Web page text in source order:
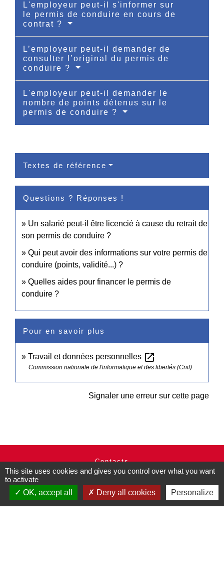
L'employeur peut-il s'informer sur
le permis de conduire en cours de
contrat ?
L’employeur peut-il demander de
consulter l’original du permis de
conduire ?
L'employeur peut-il demander le
nombre de points détenus sur le
permis de conduire ?
Textes de référence
Questions ? Réponses !
Un salarié peut-il être licencié à cause du retrait de
son permis de conduire ?
Qui peut avoir des informations sur votre permis de
conduire (points, validité...) ?
Quelles aides pour financer le permis de
conduire ?
Pour en savoir plus
Travail et données personnelles open_in_new
Commission nationale de l'informatique et des libertés (Cnil)
Signaler une erreur sur cette page
Contacts
Commune de Pullay
2 rue des Rossignols
27130 Pullay - FRANCE
This site uses cookies and gives you control over what you want
to activate
OK, accept all
Deny all cookies Personalize